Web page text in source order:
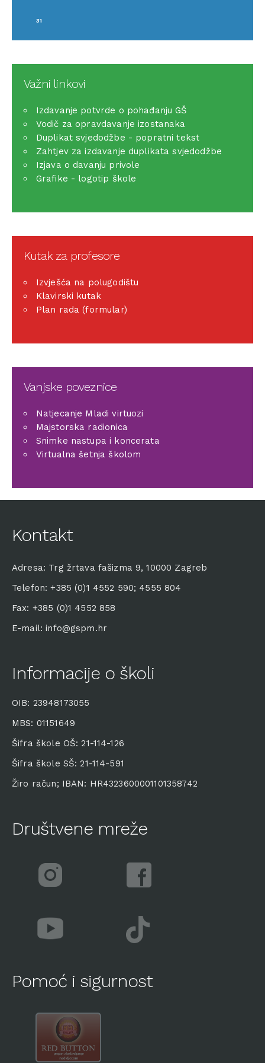
31
Važni linkovi
Izdavanje potvrde o pohađanju GŠ
Vodič za opravdavanje izostanaka
Duplikat svjedodžbe - popratni tekst
Zahtjev za izdavanje duplikata svjedodžbe
Izjava o davanju privole
Grafike - logotip škole
Kutak za profesore
Izvješća na polugodištu
Klavirski kutak
Plan rada (formular)
Vanjske poveznice
Natjecanje Mladi virtuozi
Majstorska radionica
Snimke nastupa i koncerata
Virtualna šetnja školom
Kontakt
Adresa: Trg žrtava fašizma 9, 10000 Zagreb
Telefon: +385 (0)1 4552 590; 4555 804
Fax: +385 (0)1 4552 858
E-mail: info@gspm.hr
Informacije o školi
OIB: 23948173055
MBS: 01151649
Šifra škole OŠ: 21-114-126
Šifra škole SŠ: 21-114-591
Žiro račun; IBAN: HR4323600001101358742
Društvene mreže
Pomoć i sigurnost